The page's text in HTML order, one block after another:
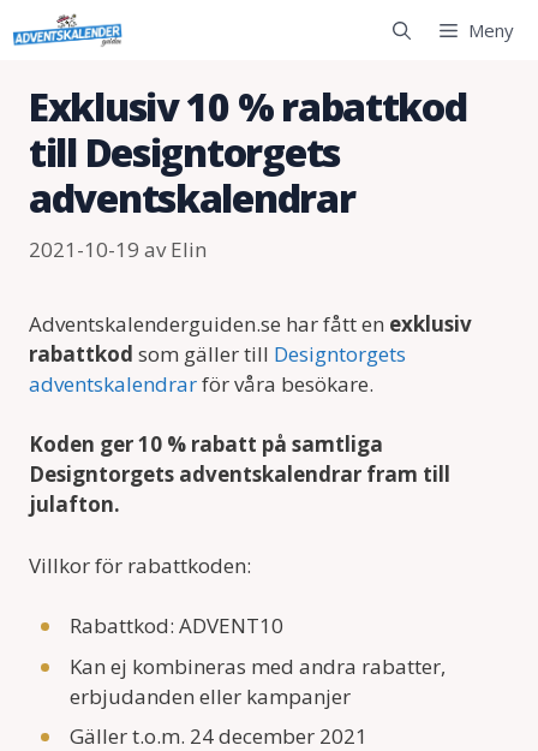
Hoppa
till
Meny
Exklusiv 10 % rabattkod
till Designtorgets
adventskalendrar
2021-10-19 avElin
Adventskalenderguiden.se har fått en exklusiv
rabattkod som gäller till Designtorgets
adventskalendrarför våra besökare.
Koden ger 10 % rabatt på samtliga
Designtorgets adventskalendrar fram till
julafton.
Villkor för rabattkoden:
Rabattkod: ADVENT10
Kan ej kombineras med andra rabatter,
erbjudanden eller kampanjer
Gäller t.o.m. 24 december 2021